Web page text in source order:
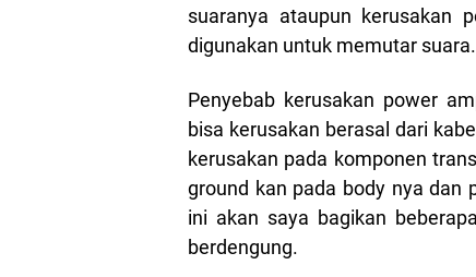
suaranya ataupun kerusakan
digunakan untuk memutar suara.
Penyebab kerusakan power
bisa kerusakan berasal dari
kerusakan pada komponen
ground kan pada body nya dan
ini akan saya bagikan
berdengung.